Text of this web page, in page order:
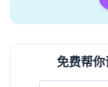
免费帮